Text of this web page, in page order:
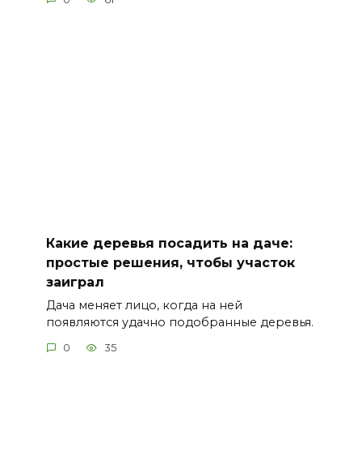
Какие деревья посадить на даче:
простые решения, чтобы участок
заиграл
Дача меняет лицо, когда на ней
появляются удачно подобранные деревья.
0 35